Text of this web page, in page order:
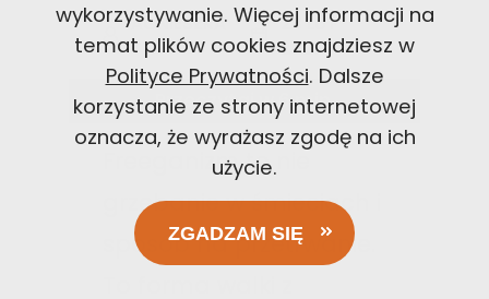
wykorzystywanie. Więcej informacji na
temat plików cookies znajdziesz w
Polityce Prywatności. Dalsze
korzystanie ze strony internetowej
oznacza, że wyrażasz zgodę na ich
użycie.
ZGADZAM SIĘ
AGNIESZKA
T
23 LUT
2021
Przeczytaj w 6 min.
Freeganizm to nie
grzebanie w śmieciach i
sposób na przetrwanie.